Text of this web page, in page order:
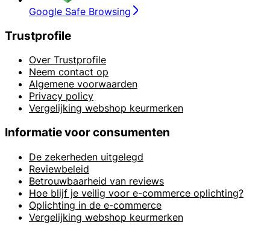
Google Safe Browsing
Trustprofile
Over Trustprofile
Neem contact op
Algemene voorwaarden
Privacy policy
Vergelijking webshop keurmerken
Informatie voor consumenten
De zekerheden uitgelegd
Reviewbeleid
Betrouwbaarheid van reviews
Hoe blijf je veilig voor e-commerce oplichting?
Oplichting in de e-commerce
Vergelijking webshop keurmerken